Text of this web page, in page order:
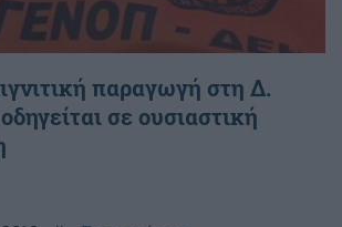
παραγωγή στη Δ.
σε ουσιαστική